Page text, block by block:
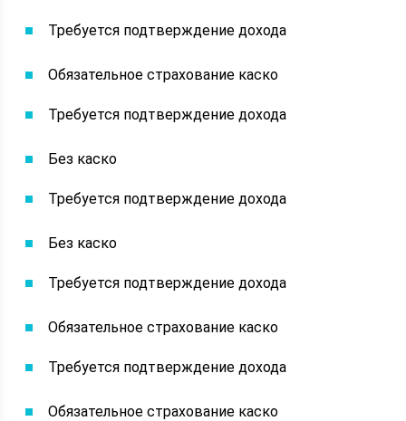
Требуется подтверждение дохода
Обязательное страхование каско
Требуется подтверждение дохода
Без каско
Требуется подтверждение дохода
Без каско
Требуется подтверждение дохода
Обязательное страхование каско
Требуется подтверждение дохода
Обязательное страхование каско